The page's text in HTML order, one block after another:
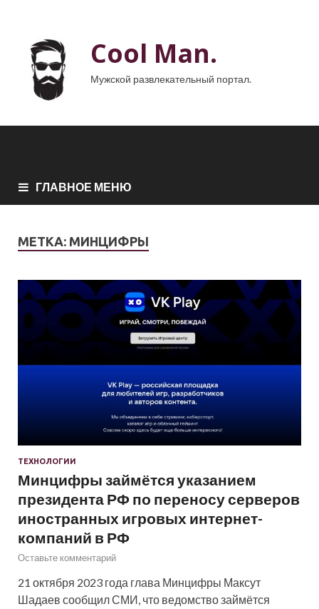
Cool Man.
Мужской развлекательный портал.
ГЛАВНОЕ МЕНЮ
МЕТКА: МИНЦИФРЫ
ТЕХНОЛОГИИ
Минцифры займётся указанием
президента РФ по переносу серверов
иностранных игровых интернет-
компаний в РФ
Оставьте комментарий
21 октября 2023 года глава Минцифры Максут
Шадаев сообщил СМИ, что ведомство займётся